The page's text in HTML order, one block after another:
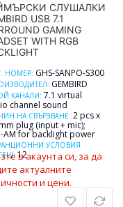
СЛУШАЛКИ
USB 7.1
GAMING
WITH RGB
НОМЕР: GHS-SANPO-S300
GEMBIRD
КАНАЛИ: 7.1 virtual
channel sound
НА СВЪРЗВАНЕ: 2 pcs x
plug (input + mic);
AM for backlight power
УСЛОВИЯ
12
в акаунта си, за да
актуалните
и цени.